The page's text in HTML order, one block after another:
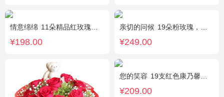
情意绵绵 11朵精品红玫瑰，搭配相思梅、黄莺，随机赠送一对小熊。
¥198.00
亲切的问候 19朵粉玫瑰，叶上黄金点缀。
¥249.00
您的笑容 19支红色康乃馨，搭配适量石竹。
¥209.00